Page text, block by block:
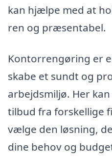
kan hjælpe med at
ren og præsentabel.
Kontorrengøring er
skabe et sundt og
arbejdsmiljø. Her
tilbud fra forskellige
vælge den løsning,
dine behov og